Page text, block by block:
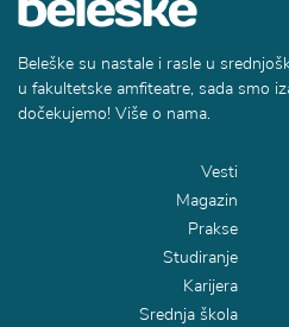
Beleške su nastale i rasle u
u fakultetske amfiteatre, sada smo
dočekujemo! Više o nama.
Vesti
Magazin
Prakse
Studiranje
Karijera
Srednja škola